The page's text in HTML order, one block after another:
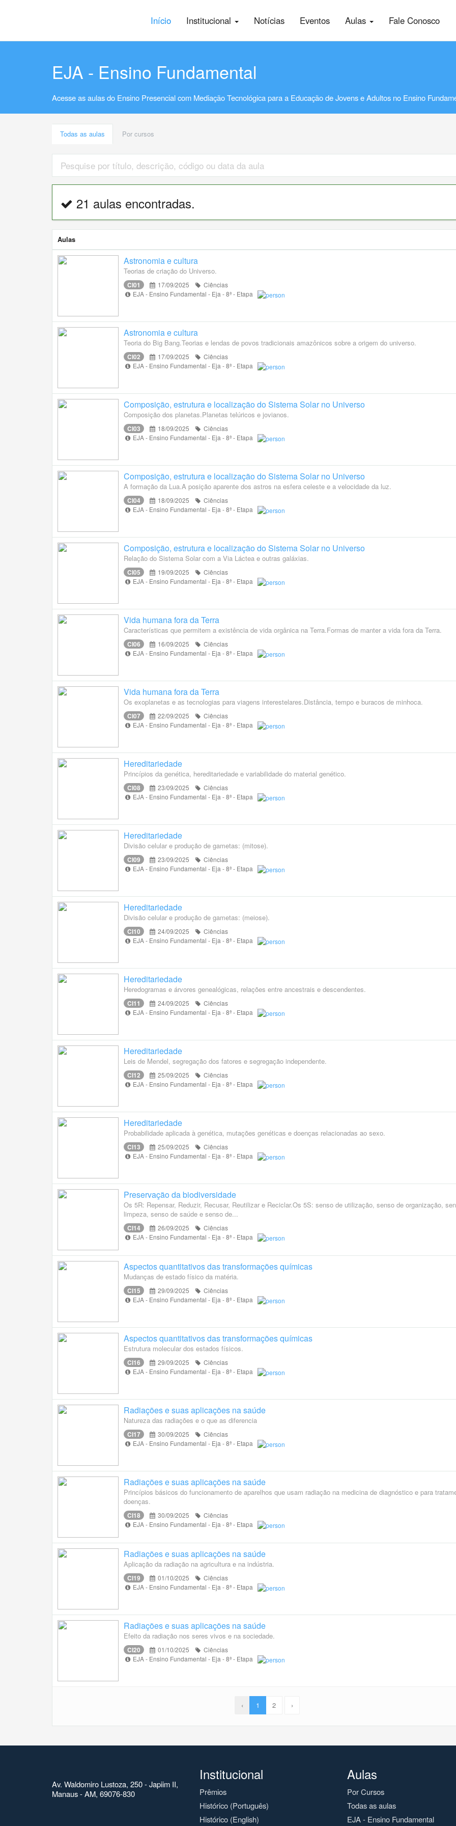
Início Institucional Notícias Eventos Aulas Fale Conosco
EJA - Ensino Fundamental
Acesse as aulas do Ensino Presencial com Mediação Tecnológica para a Educação de Jovens e Adultos no Ensino
Todas as aulas Por cursos
21 aulas encontradas.
Aulas
Astronomia e cultura
Teorias de criação do Universo.
CI01 17/09/2025
Ciências
EJA - Ensino Fundamental - Eja - 8ª - Etapa
Astronomia e cultura
Teoria do Big Bang.Teorias e lendas de povos tradicionais amazônicos sobre a origem do universo.
CI02 17/09/2025
Ciências
EJA - Ensino Fundamental - Eja - 8ª - Etapa
Composição, estrutura e localização do Sistema Solar no Universo
Composição dos planetas.Planetas telúricos e jovianos.
CI03 18/09/2025
Ciências
EJA - Ensino Fundamental - Eja - 8ª - Etapa
Composição, estrutura e localização do Sistema Solar no Universo
A formação da Lua.A posição aparente dos astros na esfera celeste e a velocidade da luz.
CI04 18/09/2025
Ciências
EJA - Ensino Fundamental - Eja - 8ª - Etapa
Composição, estrutura e localização do Sistema Solar no Universo
Relação do Sistema Solar com a Via Láctea e outras galáxias.
CI05 19/09/2025
Ciências
EJA - Ensino Fundamental - Eja - 8ª - Etapa
Vida humana fora da Terra
Características que permitem a existência de vida orgânica na Terra.Formas de manter a vida fora da Terra.
CI06 16/09/2025
Ciências
EJA - Ensino Fundamental - Eja - 8ª - Etapa
Vida humana fora da Terra
Os exoplanetas e as tecnologias para viagens interestelares.Distância, tempo e buracos de minhoca.
CI07 22/09/2025
Ciências
EJA - Ensino Fundamental - Eja - 8ª - Etapa
Hereditariedade
Princípios da genética, hereditariedade e variabilidade do material genético.
CI08 23/09/2025
Ciências
EJA - Ensino Fundamental - Eja - 8ª - Etapa
Hereditariedade
Divisão celular e produção de gametas: (mitose).
CI09 23/09/2025
Ciências
EJA - Ensino Fundamental - Eja - 8ª - Etapa
Hereditariedade
Divisão celular e produção de gametas: (meiose).
CI10 24/09/2025
Ciências
EJA - Ensino Fundamental - Eja - 8ª - Etapa
Hereditariedade
Heredogramas e árvores genealógicas, relações entre ancestrais e descendentes.
CI11 24/09/2025
Ciências
EJA - Ensino Fundamental - Eja - 8ª - Etapa
Hereditariedade
Leis de Mendel, segregação dos fatores e segregação independente.
CI12 25/09/2025
Ciências
EJA - Ensino Fundamental - Eja - 8ª - Etapa
Hereditariedade
Probabilidade aplicada à genética, mutações genéticas e doenças relacionadas ao sexo.
CI13 25/09/2025
Ciências
EJA - Ensino Fundamental - Eja - 8ª - Etapa
Preservação da biodiversidade
Os 5R: Repensar, Reduzir, Recusar, Reutilizar e Reciclar.Os 5S: senso de utilização, senso de organização,
limpeza, senso de saúde e senso de...
CI14 26/09/2025
Ciências
EJA - Ensino Fundamental - Eja - 8ª - Etapa
Aspectos quantitativos das transformações químicas
Mudanças de estado físico da matéria.
CI15 29/09/2025
Ciências
EJA - Ensino Fundamental - Eja - 8ª - Etapa
Aspectos quantitativos das transformações químicas
Estrutura molecular dos estados físicos.
CI16 29/09/2025
Ciências
EJA - Ensino Fundamental - Eja - 8ª - Etapa
Radiações e suas aplicações na saúde
Natureza das radiações e o que as diferencia
CI17 30/09/2025
Ciências
EJA - Ensino Fundamental - Eja - 8ª - Etapa
Radiações e suas aplicações na saúde
Princípios básicos do funcionamento de aparelhos que usam radiação na medicina de diagnóstico e para
doenças.
CI18 30/09/2025
Ciências
EJA - Ensino Fundamental - Eja - 8ª - Etapa
Radiações e suas aplicações na saúde
Aplicação da radiação na agricultura e na indústria.
CI19 01/10/2025
Ciências
EJA - Ensino Fundamental - Eja - 8ª - Etapa
Radiações e suas aplicações na saúde
Efeito da radiação nos seres vivos e na sociedade.
CI20 01/10/2025
Ciências
EJA - Ensino Fundamental - Eja - 8ª - Etapa
‹ 1 2 ›
Av. Waldomiro Lustoza, 250 - Japiim II,
Manaus - AM, 69076-830
Institucional
Prêmios
Histórico (Português)
Histórico (English)
Aulas
Por Cursos
Todas as aulas
EJA - Ensino Fundamental